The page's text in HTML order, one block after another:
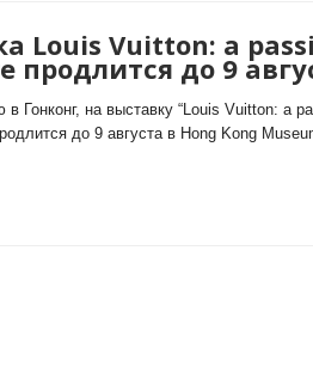
Louis Vuitton: a
продлится до 9
в Гонконг, на выставку “Louis Vuitton: a
до 9 августа в Hong Kong